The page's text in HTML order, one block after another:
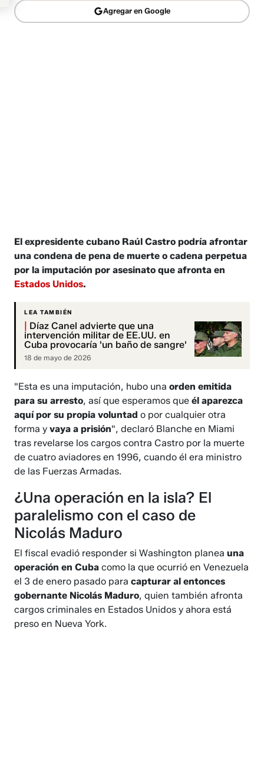
Agregar en Google
El expresidente cubano Raúl Castro podría afrontar
una condena de pena de muerte o cadena perpetua
por la imputación por asesinato que afronta en
Estados Unidos.
LEA TAMBIÉN
Díaz Canel advierte que una
intervención militar de EE.UU. en
Cuba provocaría 'un baño de sangre'
18 de mayo de 2026
"Esta es una imputación, hubo una orden emitida
para su arresto, así que esperamos queél aparezca
aquí por su propia voluntad o por cualquier otra
forma yvaya a prisión", declaró Blanche en Miami
tras revelarse los cargos contra Castro por la muerte
de cuatro aviadores en 1996, cuando él era ministro
de las Fuerzas Armadas.
¿Una operación en la isla? El
paralelismo con el caso de
Nicolás Maduro
El fiscal evadió responder si Washington planeauna
operación en Cubacomo la que ocurrió en Venezuela
el 3 de enero pasado paracapturar al entonces
gobernante Nicolás Maduro, quien también afronta
cargos criminales en Estados Unidos y ahora está
preso en Nueva York.